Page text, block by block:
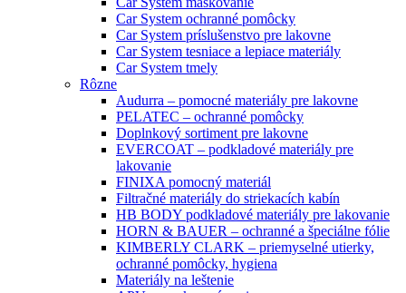
Car System ochranné pomôcky
Car System príslušenstvo pre lakovne
Car System tesniace a lepiace materiály
Car System tmely
Rôzne
Audurra – pomocné materiály pre lakovne
PELATEC – ochranné pomôcky
Doplnkový sortiment pre lakovne
EVERCOAT – podkladové materiály pre
lakovanie
FINIXA pomocný materiál
Filtračné materiály do striekacích kabín
HB BODY podkladové materiály pre lakovanie
HORN & BAUER – ochranné a špeciálne fólie
KIMBERLY CLARK – priemyselné utierky,
ochranné pomôcky, hygiena
Materiály na leštenie